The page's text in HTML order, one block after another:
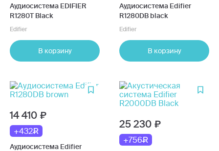
Аудиосистема EDIFIER
R1280T Black
Edifier
В корзину
Аудиосистема Edifier
R1280DB black
Edifier
В корзину
14 410
+432
Аудиосистема Edifier
25 230
+756